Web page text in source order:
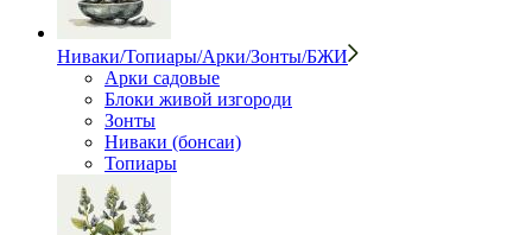
Ниваки/Топиары/Арки/Зонты/БЖИ
Арки садовые
Блоки живой изгороди
Зонты
Ниваки (бонсаи)
Топиары